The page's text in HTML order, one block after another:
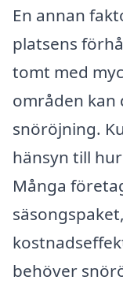
En annan
platsens
tomt med
områden kan
snöröjning.
hänsyn till
Många
behöver